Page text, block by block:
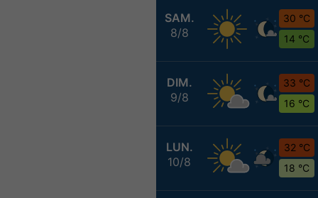
SAM.
8/8
30 °C
14 °C
DIM.
9/8
33 °C
16 °C
LUN.
10/8
32 °C
18 °C